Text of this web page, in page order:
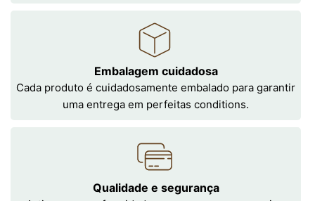
Embalagem cuidadosa
Cada produto é cuidadosamente embalado para garantir
uma entrega em perfeitas conditions.
Qualidade e segurança